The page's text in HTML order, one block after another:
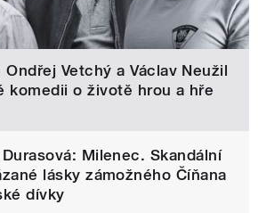
Vetchý a Václav Neužil
komedii o životě hrou a hře
Milenec. Skandální
lásky zámožného Číňana
dívky